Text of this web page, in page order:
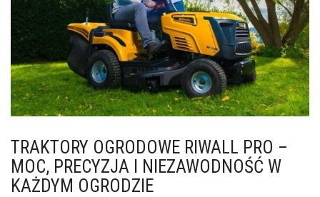
TRAKTORY OGRODOWE RIWALL PRO –
MOC, PRECYZJA I NIEZAWODNOŚĆ W
KAŻDYM OGRODZIE